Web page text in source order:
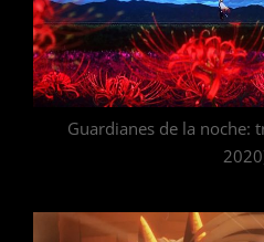
Guardianes de la noche: